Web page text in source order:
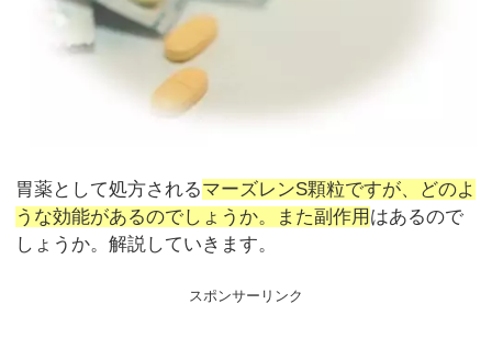
胃薬として処方されるマーズレンS顆粒ですが、どのよ
うな効能があるのでしょうか。また副作用 はあるので
しょうか。解説していきます。
スポンサーリンク